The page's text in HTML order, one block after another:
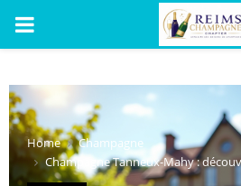
PRIMARY
Home
Champagne
Champagne Tanneux-Mahy :